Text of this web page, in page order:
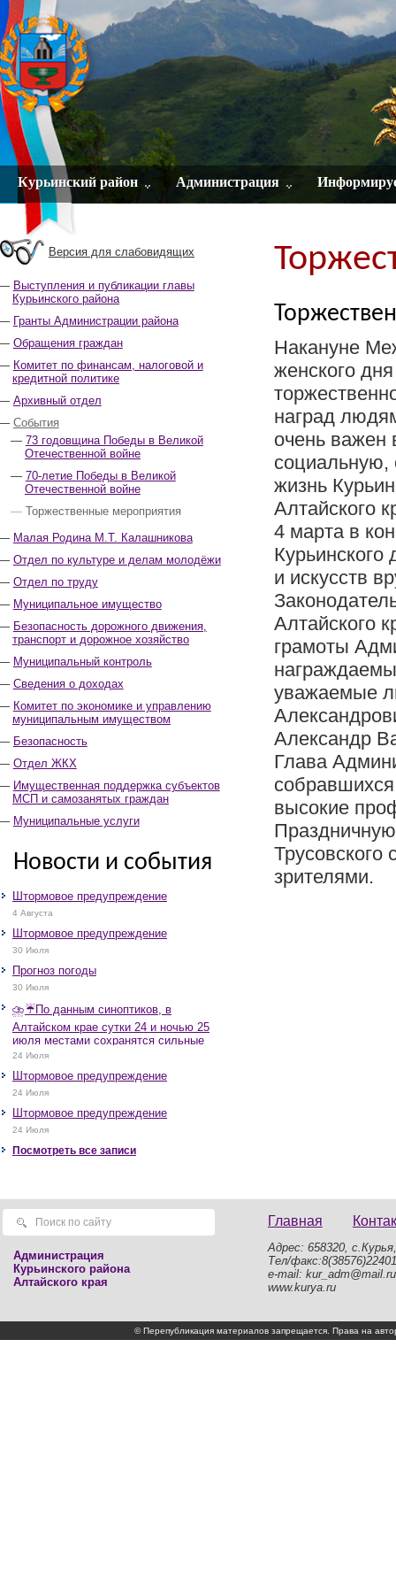
Курьинский район Администрация
Версия для слабовидящих
Выступления и публикации главы
Курьинского района
Гранты Администрации района
Обращения граждан
Комитет по финансам, налоговой и
кредитной политике
Архивный отдел
События
73 годовщина Победы в Великой
Отечественной войне
70-летие Победы в Великой
Отечественной войне
Торжественные мероприятия
Малая Родина М.Т. Калашникова
Отдел по культуре и делам молодёжи
Отдел по труду
Муниципальное имущество
Безопасность дорожного движения,
транспорт и дорожное хозяйство
Муниципальный контроль
Сведения о доходах
Комитет по экономике и управлению
муниципальным имуществом
Безопасность
Отдел ЖКХ
Имущественная поддержка субъектов
МСП и самозанятых граждан
Муниципальные услуги
Новости и события
Штормовое предупреждение
4 Августа
Штормовое предупреждение
30 Июля
Прогноз погоды
30 Июля
⛈️☔️По данным синоптиков, в
Алтайском крае сутки 24 и ночью 25
июля местами сохранятся сильные
дожди, грозы, при грозах очень
крупный град, шквалистое усиление
ветра до 17-22 м/с, местами порывы
25 м/с и более.
24 Июля
Штормовое предупреждение
24 Июля
Штормовое предупреждение
24 Июля
Посмотреть все записи
Накануне
женского
наград
очень важен
жизнь
Алтайского
4 марта в
Курьинского
и искусств
Алтайского
грамоты
уважаемые
Александр
Глава
высокие
Трусовского
зрителями.
Администрация
Курьинского района
Алтайского края
Главная
Адрес: 658320,
Тел/факс:8(38576)22401
e-mail: kur_adm@mail.ru
www.kurya.ru
© Перепубликация материалов запрещается. Права